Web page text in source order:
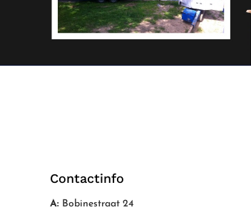
Contactinfo
A: Bobinestraat 24